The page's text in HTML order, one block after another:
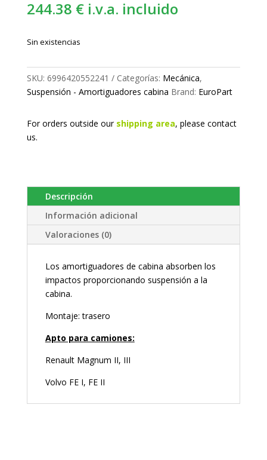
244.38 € i.v.a. incluido
Sin existencias
SKU: 6996420552241 Categorías: Mecánica,
Suspensión - Amortiguadores cabina Brand: EuroPart
For orders outside our shipping area, please contact
us.
Descripción
Información adicional
Valoraciones (0)
Los amortiguadores de cabina absorben los
impactos proporcionando suspensión a la
cabina.
Montaje: trasero
Apto para camiones:
Renault Magnum II, III
Volvo FE I, FE II